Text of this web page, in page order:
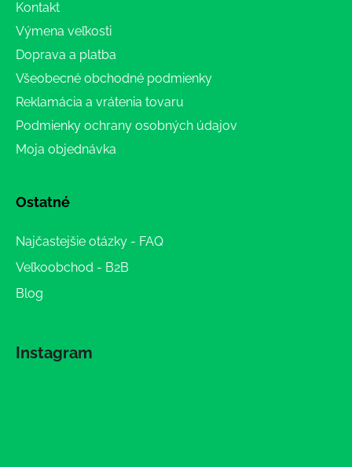
Kontakt
Výmena veľkosti
Doprava a platba
Všeobecné obchodné podmienky
Reklamácia a vrátenia tovaru
Podmienky ochrany osobných údajov
Moja objednávka
Ostatné
Najčastejšie otázky - FAQ
Veľkoobchod - B2B
Blog
Instagram